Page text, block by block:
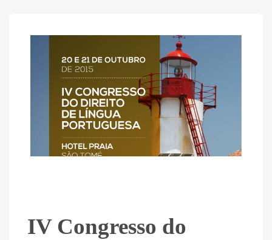
IV Congresso do